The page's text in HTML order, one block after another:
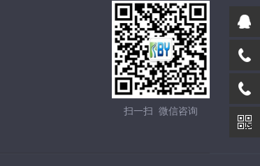
扫一扫 微信咨询